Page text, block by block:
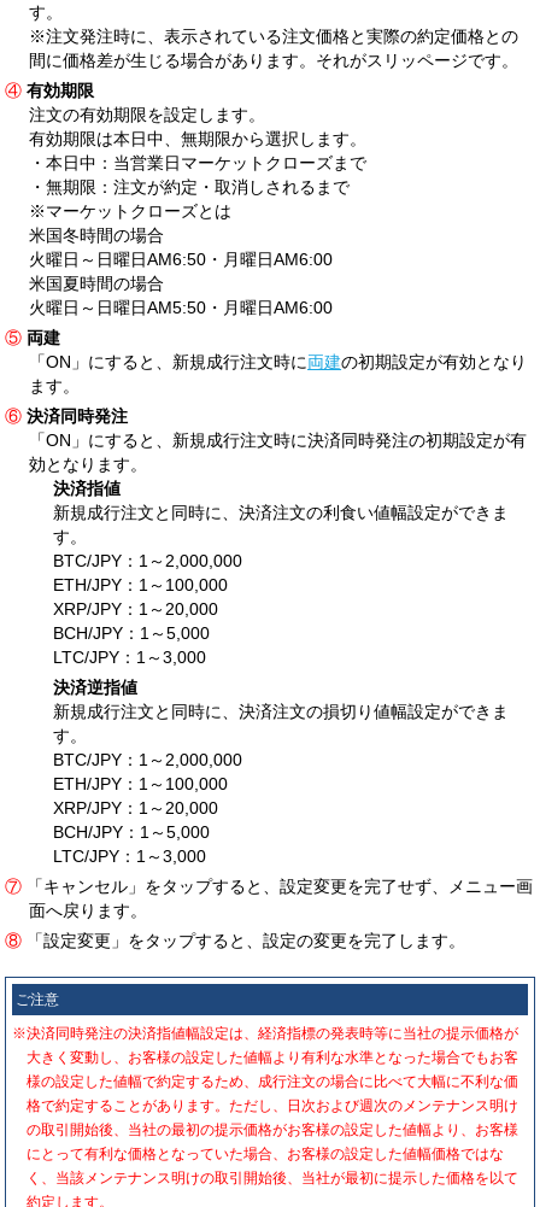
す。
※注文発注時に、表示されている注文価格と実際の約定価格との
間に価格差が生じる場合があります。それがスリッページです。
④ 有効期限
注文の有効期限を設定します。
有効期限は本日中、無期限から選択します。
・本日中：当営業日マーケットクローズまで
・無期限：注文が約定・取消しされるまで
※マーケットクローズとは
米国冬時間の場合
火曜日～日曜日AM6:50・月曜日AM6:00
米国夏時間の場合
火曜日～日曜日AM5:50・月曜日AM6:00
⑤ 両建
「ON」にすると、新規成行注文時に両建の初期設定が有効となり
ます。
⑥ 決済同時発注
「ON」にすると、新規成行注文時に決済同時発注の初期設定が有
効となります。
決済指値
新規成行注文と同時に、決済注文の利食い値幅設定ができま
す。
BTC/JPY：1～2,000,000
ETH/JPY：1～100,000
XRP/JPY：1～20,000
BCH/JPY：1～5,000
LTC/JPY：1～3,000
決済逆指値
新規成行注文と同時に、決済注文の損切り値幅設定ができま
す。
BTC/JPY：1～2,000,000
ETH/JPY：1～100,000
XRP/JPY：1～20,000
BCH/JPY：1～5,000
LTC/JPY：1～3,000
⑦ 「キャンセル」をタップすると、設定変更を完了せず、メニュー画
面へ戻ります。
⑧ 「設定変更」をタップすると、設定の変更を完了します。
ご注意
※決済同時発注の決済指値幅設定は、経済指標の発表時等に当社の提示価格が
大きく変動し、お客様の設定した値幅より有利な水準となった場合でもお客
様の設定した値幅で約定するため、成行注文の場合に比べて大幅に不利な価
格で約定することがあります。ただし、日次および週次のメンテナンス明け
の取引開始後、当社の最初の提示価格がお客様の設定した値幅より、お客様
にとって有利な価格となっていた場合、お客様の設定した値幅価格ではな
く、当該メンテナンス明けの取引開始後、当社が最初に提示した価格を以て
約定します。